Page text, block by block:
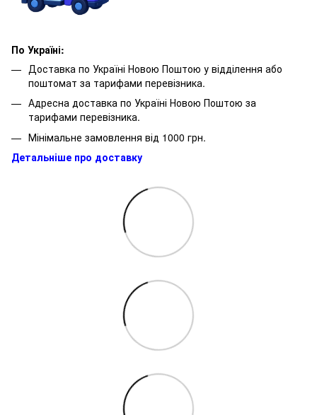
По Україні:
Доставка по Україні Новою Поштою у відділення або
поштомат за тарифами перевізника.
Адресна доставка по Україні Новою Поштою за
тарифами перевізника.
Мінімальне замовлення від 1000 грн.
Детальніше про доставку